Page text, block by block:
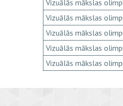
Vizuālās mākslas
Vizuālās mākslas
Vizuālās mākslas
Vizuālās mākslas
Vizuālās mākslas